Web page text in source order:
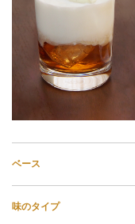
ベース
味のタイプ